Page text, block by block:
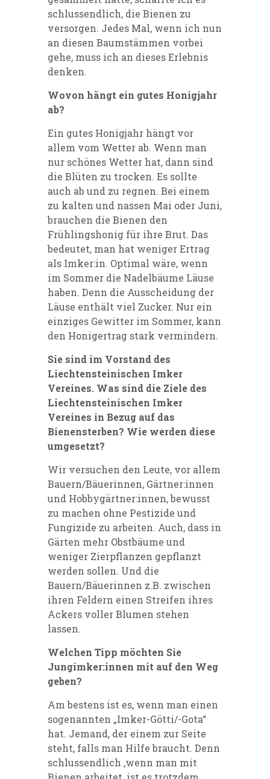
schlussendlich, die Bienen zu
versorgen. Jedes Mal, wenn ich nun
an diesen Baumstämmen vorbei
gehe, muss ich an dieses Erlebnis
denken.
Wovon hängt ein gutes Honigjahr
ab?
Ein gutes Honigjahr hängt vor
allem vom Wetter ab. Wenn man
nur schönes Wetter hat, dann sind
die Blüten zu trocken. Es sollte
auch ab und zu regnen. Bei einem
zu kalten und nassen Mai oder Juni,
brauchen die Bienen den
Frühlingshonig für ihre Brut. Das
bedeutet, man hat weniger Ertrag
als Imker:in. Optimal wäre, wenn
im Sommer die Nadelbäume Läuse
haben. Denn die Ausscheidung der
Läuse enthält viel Zucker. Nur ein
einziges Gewitter im Sommer, kann
den Honigertrag stark vermindern.
Sie sind im Vorstand des
Liechtensteinischen Imker
Vereines. Was sind die Ziele des
Liechtensteinischen Imker
Vereines in Bezug auf das
Bienensterben? Wie werden diese
umgesetzt?
Wir versuchen den Leute, vor allem
Bauern/Bäuerinnen, Gärtner:innen
und Hobbygärtner:innen, bewusst
zu machen ohne Pestizide und
Fungizide zu arbeiten. Auch, dass in
Gärten mehr Obstbäume und
weniger Zierpflanzen gepflanzt
werden sollen. Und die
Bauern/Bäuerinnen z.B. zwischen
ihren Feldern einen Streifen ihres
Ackers voller Blumen stehen
lassen.
Welchen Tipp möchten Sie
Jungimker:innen mit auf den Weg
geben?
Am bestens ist es, wenn man einen
sogenannten „Imker-Götti/-Gota“
hat. Jemand, der einem zur Seite
steht, falls man Hilfe braucht. Denn
schlussendlich ,wenn man mit